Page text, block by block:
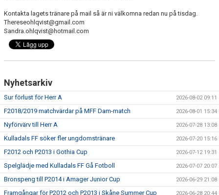
Kontakta lagets tränare på mail så är ni välkomna redan nu på tisdag.
Thereseohlqvist@gmail.com
Sandra.ohlqvist@hotmail.com
Nyhetsarkiv
Sur förlust för Herr A 2026-08-02 09:11
F2018/2019 matchvärdar på MFF Dam-match 2026-08-01 15:34
Nyförvärv till Herr A 2026-07-28 13:08
Kulladals FF söker fler ungdomstränare 2026-07-20 15:16
F2012 och P2013 i Gothia Cup 2026-07-12 19:31
Spelglädje med Kulladals FF Gå Fotboll 2026-07-07 20:07
Bronspeng till P2014 i Amager Junior Cup 2026-06-29 21:08
Framgångar för P2012 och P2013 i Skåne Summer Cup 2026-06-28 20:44